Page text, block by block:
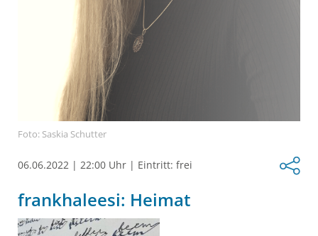
Foto: Saskia Schutter
06.06.2022 | 22:00 Uhr | Eintritt: frei
frankhaleesi: Heimat